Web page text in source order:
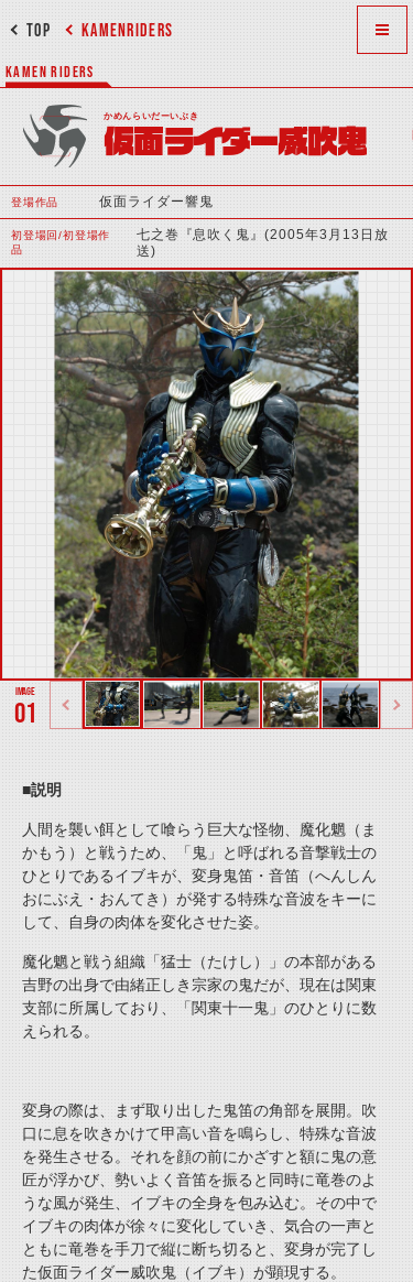
KAMENRIDERS
TOP
KAMEN RIDERS
かめんらいだーいぶき
仮面ライダー威吹鬼
登場作品 仮面ライダー響鬼
初登場回/初登場作
品
七之巻『息吹く鬼』(2005年3月13日放
送)
01
■説明
人間を襲い餌として喰らう巨大な怪物、魔化魍（ま
かもう）と戦うため、「鬼」と呼ばれる音撃戦士の
ひとりであるイブキが、変身鬼笛・音笛（へんしん
おにぶえ・おんてき）が発する特殊な音波をキーに
して、自身の肉体を変化させた姿。
魔化魍と戦う組織「猛士（たけし）」の本部がある
吉野の出身で由緒正しき宗家の鬼だが、現在は関東
支部に所属しており、「関東十一鬼」のひとりに数
えられる。
変身の際は、まず取り出した鬼笛の角部を展開。吹
口に息を吹きかけて甲高い音を鳴らし、特殊な音波
を発生させる。それを顔の前にかざすと額に鬼の意
匠が浮かび、勢いよく音笛を振ると同時に竜巻のよ
うな風が発生、イブキの全身を包み込む。その中で
イブキの肉体が徐々に変化していき、気合の一声と
ともに竜巻を手刀で縦に断ち切ると、変身が完了し
た仮面ライダー威吹鬼（イブキ）が顕現する。